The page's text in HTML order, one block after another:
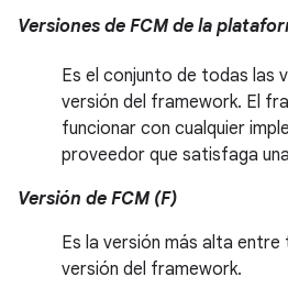
Versiones de FCM de la
Es el conjunto de todas las
versión del framework. El
funcionar con cualquier
proveedor que satisfaga
Versión de FCM (F)
Es la versión más alta entre
versión del framework.